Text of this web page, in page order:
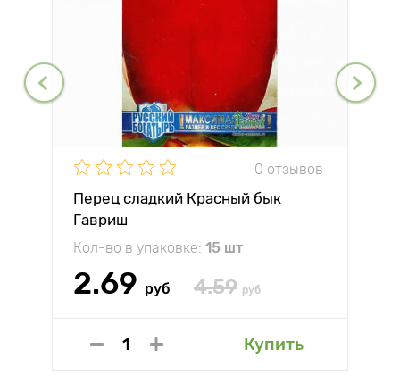
0 отзывов
Перец сладкий Красный бык
Гавриш
Кол-во в упаковке: 15 шт
2.69 руб 4.59 руб
Купить